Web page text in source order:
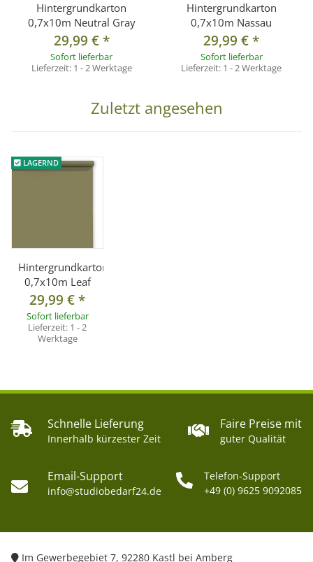
Hintergrundkarton
0,7x10m Neutral Gray
29,99 €*
Sofort lieferbar
Lieferzeit: 1 - 2 Werktage
Hintergrundkarton
0,7x10m Nassau
29,99 €*
Sofort lieferbar
Lieferzeit: 1 - 2 Werktage
Zuletzt angesehen
LAGERND
Hintergrundkarton
0,7x10m Leaf
29,99 €*
Sofort lieferbar
Lieferzeit: 1 - 2
Werktage
Schnelle Lieferung
Innerhalb kürzester Zeit
Faire Preise mit
guter Qualität
Email-Support
info@studiobedarf24.de
Telefon-Support
+49 (0) 9625 9092085
Im Gewerbegebiet 7, 92280 Kastl bei Amberg